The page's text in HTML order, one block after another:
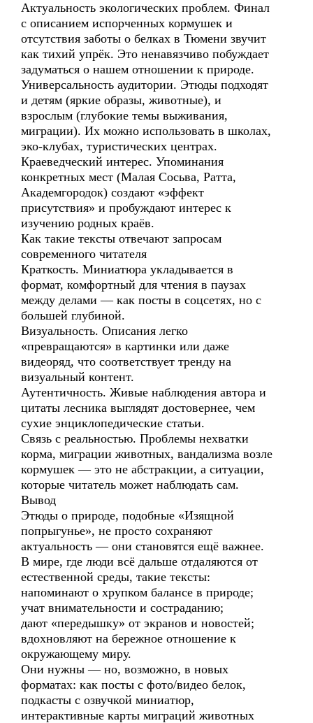
Актуальность экологических проблем. Финал
с описанием испорченных кормушек и
отсутствия заботы о белках в Тюмени звучит
как тихий упрёк. Это ненавязчиво побуждает
задуматься о нашем отношении к природе.
Универсальность аудитории. Этюды подходят
и детям (яркие образы, животные), и
взрослым (глубокие темы выживания,
миграции). Их можно использовать в школах,
эко-клубах, туристических центрах.
Краеведческий интерес. Упоминания
конкретных мест (Малая Сосьва, Ратта,
Академгородок) создают «эффект
присутствия» и пробуждают интерес к
изучению родных краёв.
Как такие тексты отвечают запросам
современного читателя
Краткость. Миниатюра укладывается в
формат, комфортный для чтения в паузах
между делами — как посты в соцсетях, но с
большей глубиной.
Визуальность. Описания легко
«превращаются» в картинки или даже
видеоряд, что соответствует тренду на
визуальный контент.
Аутентичность. Живые наблюдения автора и
цитаты лесника выглядят достовернее, чем
сухие энциклопедические статьи.
Связь с реальностью. Проблемы нехватки
корма, миграции животных, вандализма возле
кормушек — это не абстракции, а ситуации,
которые читатель может наблюдать сам.
Вывод
Этюды о природе, подобные «Изящной
попрыгунье», не просто сохраняют
актуальность — они становятся ещё важнее.
В мире, где люди всё дальше отдаляются от
естественной среды, такие тексты:
напоминают о хрупком балансе в природе;
учат внимательности и состраданию;
дают «передышку» от экранов и новостей;
вдохновляют на бережное отношение к
окружающему миру.
Они нужны — но, возможно, в новых
форматах: как посты с фото/видео белок,
подкасты с озвучкой миниатюр,
интерактивные карты миграций животных